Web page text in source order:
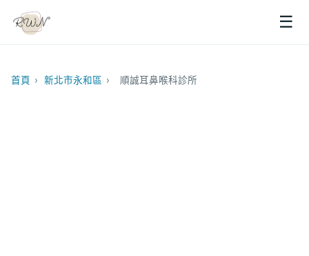
☰
首頁 › 新北市永和區 › 順誠耳鼻喉科診所